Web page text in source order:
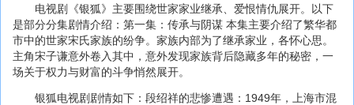
电视剧《银狐》主要围绕世家家业继承、爱恨情仇展开。以下
是部分分集剧情介绍：第一集：传承与阴谋 本集主要介绍了繁华都
市中的世家宋氏家族的纷争。家族内部为了继承家业，各怀心思。
主角宋子谦意外卷入其中，意外发现家族背后隐藏多年的秘密，一
场关于权力与财富的斗争悄然展开。
银狐电视剧剧情如下：段绍祥的悲惨遭遇：1949年，上海市混